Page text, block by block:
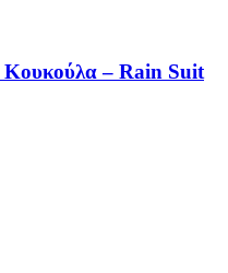
Κουκούλα – Rain Suit